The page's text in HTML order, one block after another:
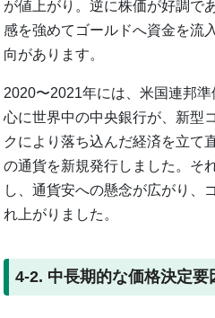
が値上がり。逆に株価が好調で
感を強めてゴールドへ資金を流
向があります。
2020〜2021年には、米国連邦
心に世界中の中央銀行が、新型
クにより落ち込んだ経済を立て
の通貨を新規発行しました。そ
し、通貨安への懸念が広がり、
れ上がりました。
4-2. 中長期的な価格決定要